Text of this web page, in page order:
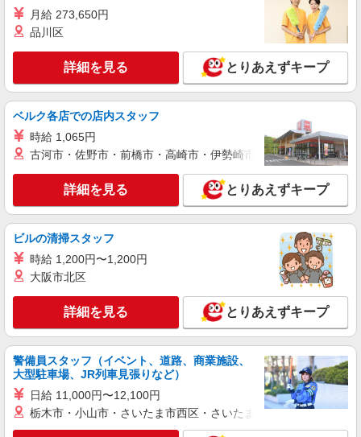
詳細を見る
派遣社員
【docomo】人気機種に詳しくなれる携帯販売
時給1300円〜1400円（経験・能力による） ※
残業代支給 ★交通費別途支給（規定あり） ゜
+゜・。○。・゜+゜・。○。・゜+゜ 入社祝い金10
ィブ支給(規定有) ★月2回払い・週払い可能（規程
有）★ ゜・。○。・゜+゜・。○。・゜+゜
詳細を見る
株式会社シエロ
【ソフトバンク】の店舗スタッフ
時給1250円〜1400円（経験・能力による） ※
残業代支給 ★交通費別途支給（規定あり） ゜
+゜・。○。・゜+゜・。○。・゜+゜ 入社祝い金10
万円支給(規定有) お友達を紹介頂くと, インセンテ
ィブ支給(規定有) ★月2回払い・週払い可能（規程
有）★ ゜・。○。・゜+゜・。○。・゜+゜
キープ 詳細を見る
紹介予定派遣
株式会社シエロ
【楽天モバイル】の店舗スタッフ
月給245250円〜 ※残業代支給 ★交通費別途支
給（規定あり） ゜+゜・。○。・゜+゜・。
月給 273,650円
品川区
詳細を見る とりあえずキープ
ベルク各店での店内スタッフ
時給 1,065円
古河市・佐野市・前橋市・高崎市・伊勢崎市・太田市・館林市
詳細を見る とりあえずキープ
ビルの清掃スタッフ
時給 1,200円〜1,200円
大阪市北区
詳細を見る とりあえずキープ
警備員スタッフ（イベント、道路、商業施設、
大型駐車場、JR列車見張りなど）
日給 11,000円〜12,100円
栃木市・小山市・さいたま市西区・さいたま市岩槻区・久喜市・